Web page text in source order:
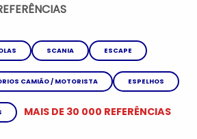
SCANIA ESCAPE
CAMIÃO / MOTORISTA ESPELHOS
MAIS DE 30 000 REFERÊNCIAS